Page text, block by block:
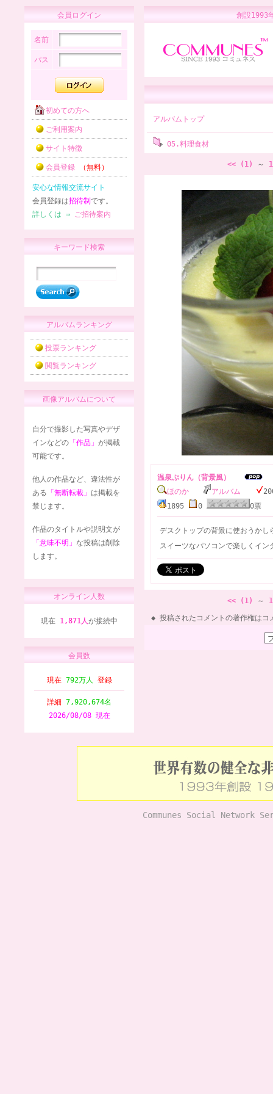
会員ログイン
名前
パス
初めての方へ
ご利用案内
サイト特徴
会員登録 （無料）
安心な情報交流サイト
会員登録は招待制 です。
詳しくは ⇒ ご招待案内
キーワード検索
アルバムランキング
投票ランキング
閲覧ランキング
画像アルバムについて
自分で撮影した写真やデザ
インなどの 「作品」 が掲載
可能です。
他人の作品など、違法性が
ある 「無断転載」 は掲載を
禁じます。
作品のタイトルや説明文が
「意味不明」 な投稿は削除
します。
オンライン人数
現在 1,871人が接続中
会員数
現在 792万人 登録
詳細 7,920,674名
2026/08/08 現在
創設
アルバムトップ
05.料理食材
<< (1) ～
温泉ぷりん（背景風）
ほのか
アルバム
1895
0 0
デスクトップの背景に使おうかし
スイーツなパソコンで楽しくイ
<< (1) ～
投稿されたコメントの著作権はコ
Communes Social Network